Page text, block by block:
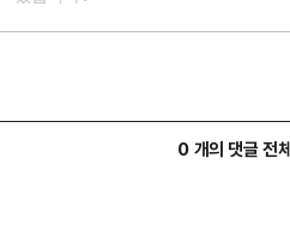
0 개의 댓글 전